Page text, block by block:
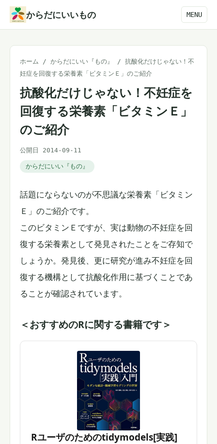
からだにいいもの MENU
ホーム / からだにいい『もの』 / 抗酸化だけじゃない！不
妊症を回復する栄養素「ビタミンＥ」のご紹介
抗酸化だけじゃない！不妊症を
回復する栄養素「ビタミンＥ」
のご紹介
公開日 2014-09-11
からだにいい『もの』
話題にならないのが不思議な栄養素「ビタミン
Ｅ」のご紹介です。
このビタミンＥですが、実は動物の不妊症を回
復する栄養素として発見されたことをご存知で
しょうか。発見後、更に研究が進み不妊症を回
復する機構として抗酸化作用に基づくことであ
ることが確認されています。
＜おすすめのRに関する書籍です＞
Rユーザのためのtidymodels[実践]